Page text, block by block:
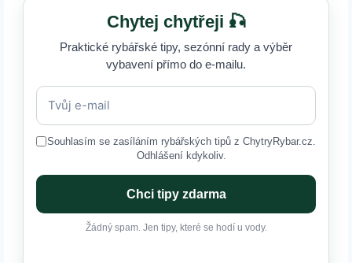
Chytej chytřeji 🎣
Praktické rybářské tipy, sezónní rady a výběr
vybavení přímo do e-mailu.
Souhlasím se zasíláním rybářských tipů z ChytryRybar.cz.
Odhlášení kdykoliv.
Chci tipy zdarma
Žádný spam. Jen tipy, které se hodí u vody.